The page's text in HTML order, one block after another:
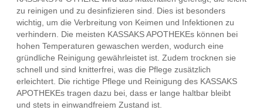
zu reinigen und zu desinfizieren sind. Dies ist besonders
wichtig, um die Verbreitung von Keimen und Infektionen zu
verhindern. Die meisten KASSAKS APOTHEKEs können bei
hohen Temperaturen gewaschen werden, wodurch eine
gründliche Reinigung gewährleistet ist. Zudem trocknen sie
schnell und sind knitterfrei, was die Pflege zusätzlich
erleichtert. Die richtige Pflege und Reinigung des KASSAKS
APOTHEKEs tragen dazu bei, dass er lange haltbar bleibt
und stets in einwandfreiem Zustand ist.